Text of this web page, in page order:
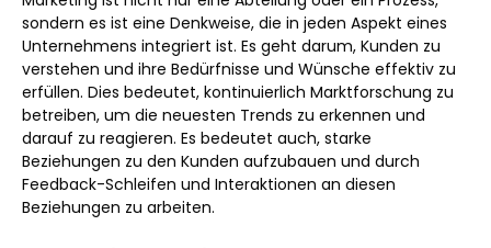
sondern es ist eine Denkweise, die in jeden Aspekt eines
Unternehmens integriert ist. Es geht darum, Kunden zu
verstehen und ihre Bedürfnisse und Wünsche effektiv zu
erfüllen. Dies bedeutet, kontinuierlich Marktforschung zu
betreiben, um die neuesten Trends zu erkennen und
darauf zu reagieren. Es bedeutet auch, starke
Beziehungen zu den Kunden aufzubauen und durch
Feedback-Schleifen und Interaktionen an diesen
Beziehungen zu arbeiten.